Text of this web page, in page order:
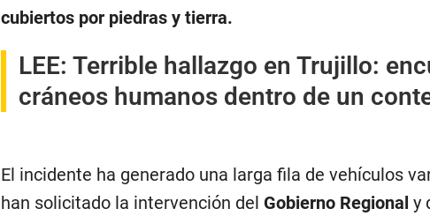
cubiertos por piedras y tierra.
LEE: Terrible hallazgo en Trujillo:
cráneos humanos dentro de un
El incidente ha generado una larga fila de vehículos
han solicitado la intervención del Gobierno Regional y